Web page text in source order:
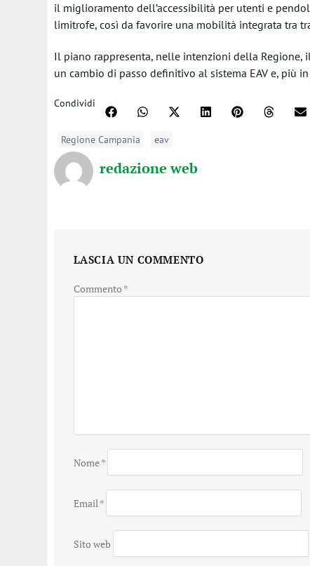
il miglioramento dell’accessibilità per utenti e
limitrofe, così da favorire una mobilità integrata tra
Il piano rappresenta, nelle intenzioni della
un cambio di passo definitivo al sistema EAV e, più
Condividi
Regione Campania eav
redazione web
LASCIA UN COMMENTO
Commento *
Nome*
Email *
Sito web